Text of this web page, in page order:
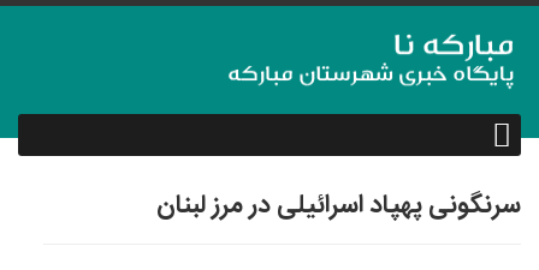
سرنگونی پهپاد اسرائیلی در مرز لبنان